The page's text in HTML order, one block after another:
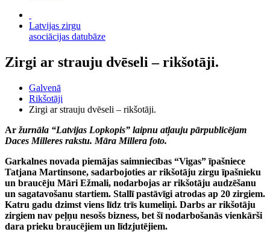
Latvijas zirgu
asociācijas datubāze
Zirgi ar strauju dvēseli – rikšotāji.
Galvenā
Rikšotāji
Zirgi ar strauju dvēseli – rikšotāji.
Ar žurnāla “Latvijas Lopkopis” laipnu atļauju pārpublicējam
Daces Milleres rakstu. Māra Millera foto.
Garkalnes novada piemājas saimniecības “Vigas” īpašniece
Tatjana Martinsone, sadarbojoties ar rikšotāju zirgu īpašnieku
un braucēju Māri Ežmali, nodarbojas ar rikšotāju audzēšanu
un sagatavošanu startiem. Stallī pastāvīgi atrodas ap 20 zirgiem.
Katru gadu dzimst viens līdz trīs kumeliņi. Darbs ar rikšotāju
zirgiem nav peļņu nesošs bizness, bet šī nodarbošanās vienkārši
dara prieku braucējiem un līdzjutējiem.